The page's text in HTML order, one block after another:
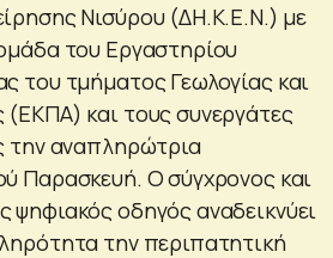
Νισύρου (ΔΗ.Κ.Ε.Ν.) με
του Εργαστηρίου
του τμήματος Γεωλογίας και
και τους συνεργάτες
την αναπληρώτρια
Παρασκευή. Ο σύγχρονος και
ψηφιακός οδηγός αναδεικνύει
την περιπατητική